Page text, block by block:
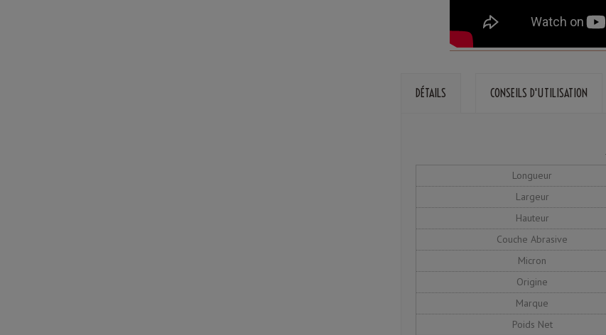
DÉTAILS CONSEILS D'UTILISATION
Longueur
Largeur
Hauteur
Couche Abrasive
Micron
Origine
Marque
Poids Net